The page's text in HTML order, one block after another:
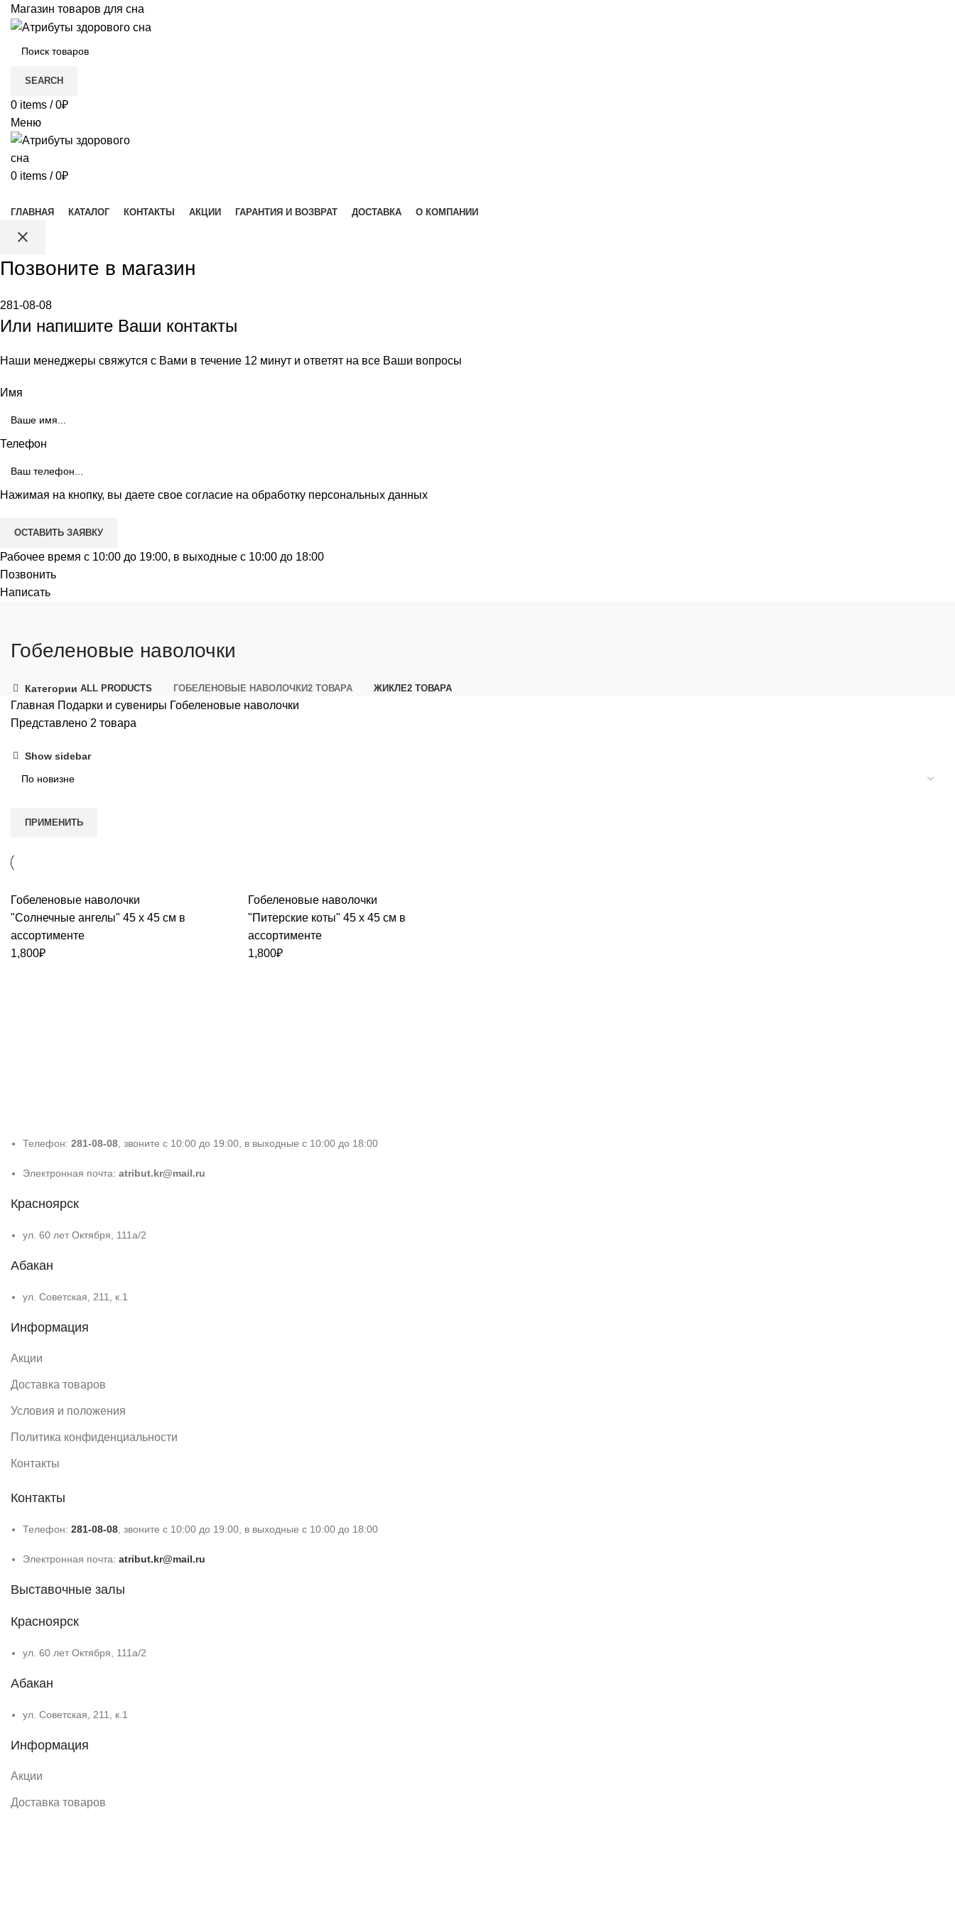
Магазин товаров для сна
SEARCH
0 items / 0₽
Меню
0 items / 0₽
ГЛАВНАЯ КАТАЛОГ КОНТАКТЫ АКЦИИ ГАРАНТИЯ И ВОЗВРАТ ДОСТАВКА О КОМПАНИИ
close
Позвоните в магазин
281-08-08
Или напишите Ваши контакты
Наши менеджеры свяжутся с Вами в течение 12 минут и ответят на все Ваши вопросы
Имя
Телефон
Нажимая на кнопку, вы даете свое согласие на обработку персональных данных
Рабочее время с 10:00 до 19:00, в выходные с 10:00 до 18:00
Позвонить
Написать
Гобеленовые наволочки
Категории ALL PRODUCTS ГОБЕЛЕНОВЫЕ НАВОЛОЧКИ2 ТОВАРА ЖИКЛЕ2 ТОВАРА
Главная Подарки и сувениры Гобеленовые наволочки
Представлено 2 товара
Show sidebar
ПРИМЕНИТЬ
Гобеленовые наволочки
"Солнечные ангелы" 45 х 45 см в
ассортименте
1,800₽
Гобеленовые наволочки
"Питерские коты" 45 х 45 см в
ассортименте
1,800₽
Телефон: 281-08-08 , звоните с 10:00 до 19:00, в выходные с 10:00 до 18:00
Электронная почта: atribut.kr@mail.ru
Красноярск
ул. 60 лет Октября, 111а/2
Абакан
ул. Советская, 211, к.1
Информация
Акции
Доставка товаров
Условия и положения
Политика конфиденциальности
Контакты
Контакты
Телефон: 281-08-08 , звоните с 10:00 до 19:00, в выходные с 10:00 до 18:00
Электронная почта: atribut.kr@mail.ru
Выставочные залы
Красноярск
ул. 60 лет Октября, 111а/2
Абакан
ул. Советская, 211, к.1
Информация
Акции
Доставка товаров